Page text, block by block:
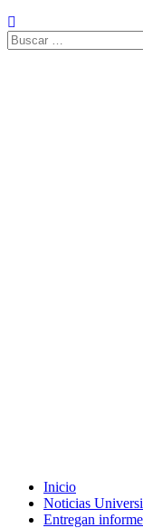
Buscar:
Inicio
Noticias
Entregan